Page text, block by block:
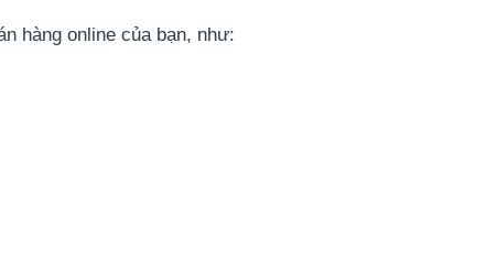
hàng online của bạn, như: